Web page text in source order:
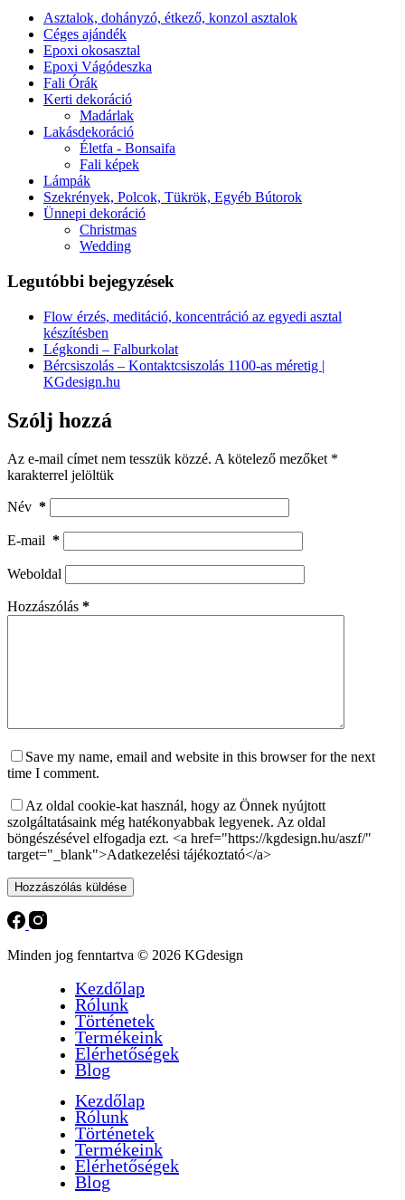
Asztalok, dohányzó, étkező, konzol asztalok
Céges ajándék
Epoxi okosasztal
Epoxi Vágódeszka
Fali Órák
Kerti dekoráció
Madárlak
Lakásdekoráció
Életfa - Bonsaifa
Fali képek
Lámpák
Szekrények, Polcok, Tükrök, Egyéb Bútorok
Ünnepi dekoráció
Christmas
Wedding
Legutóbbi bejegyzések
Flow érzés, meditáció, koncentráció az egyedi asztal
készítésben
Légkondi – Falburkolat
Bércsiszolás – Kontaktcsiszolás 1100-as méretig |
KGdesign.hu
Szólj hozzá
Az e-mail címet nem tesszük közzé. A kötelező mezőket *
karakterrel jelöltük
Név *
E-mail *
Weboldal
Hozzászólás *
Save my name, email and website in this browser for the next
time I comment.
Az oldal cookie-kat használ, hogy az Önnek nyújtott
szolgáltatásaink még hatékonyabbak legyenek. Az oldal
böngészésével elfogadja ezt. <a href="https://kgdesign.hu/aszf/"
target="_blank">Adatkezelési tájékoztató</a>
Hozzászólás küldése
Minden jog fenntartva © 2026 KGdesign
Kezdőlap
Rólunk
Történetek
Termékeink
Elérhetőségek
Blog
Kezdőlap
Rólunk
Történetek
Termékeink
Elérhetőségek
Blog